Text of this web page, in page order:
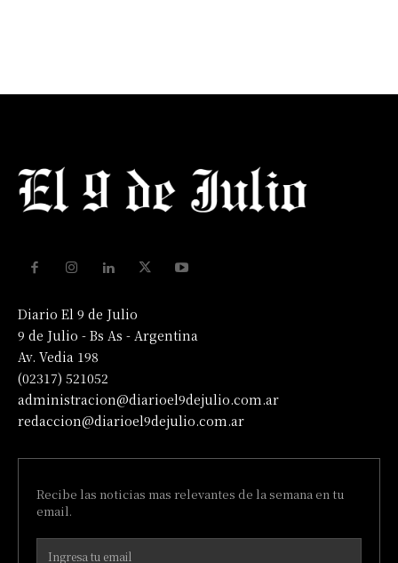
Diario El 9 de Julio
9 de Julio - Bs As - Argentina
Av. Vedia 198
(02317) 521052
administracion@diarioel9dejulio.com.ar
redaccion@diarioel9dejulio.com.ar
Recibe las noticias mas relevantes de la semana en tu
email.